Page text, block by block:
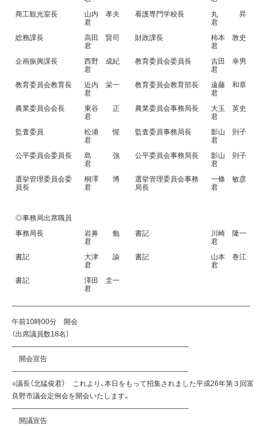
商工観光室長
山内 孝夫
君
看護専門学校長
丸 昇
君
総務課長
高田 賢司
君
財政課長
柿本 敦史
君
企画振興課長
西野 成紀
君
教育委員会委員長
吉田 幸男
君
教育委員会教育長
近内 栄一
君
教育委員会教育部長
遠藤 和章
君
農業委員会会長
東谷 正
君
農業委員会事務局長
大玉 英史
君
監査委員
松浦 惺
君
監査委員事務局長
影山 則子
君
公平委員会委員長
島 強
君
公平委員会事務局長
影山 則子
君
選挙管理委員会委
員長
桐澤 博
君
選挙管理委員会事務
局長
一條 敏彦
君
◎事務局出席職員
事務局長
岩鼻 勉
君
書記
川崎 隆一
君
書記
大津 諭
君
書記
山本 巻江
君
書記
澤田 圭一
君
─────────────────────────────────────────────
午前10時00分 開会
（出席議員数18名）
—————————————————————————
開会宣告
—————————————————————————
○議長（北猛俊君） これより、本日をもって招集されました平成26年第３回富
良野市議会定例会を開会いたします。
—————————————————————————
開議宣告